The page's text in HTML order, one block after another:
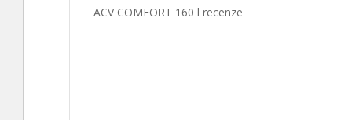
ACV COMFORT 160 l recenze